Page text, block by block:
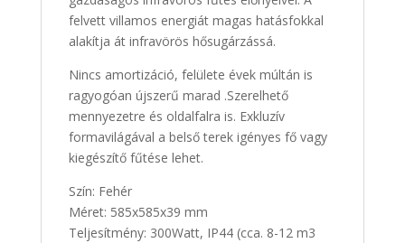
felvett villamos energiát magas hatásfokkal
alakítja át infravörös hősugárzássá.
Nincs amortizáció, felülete évek múltán is
ragyogóan újszerű marad .Szerelhető
mennyezetre és oldalfalra is. Exkluzív
formavilágával a belső terek igényes fő vagy
kiegészítő fűtése lehet.
Szín: Fehér
Méret: 585x585x39 mm
Teljesítmény: 300Watt, IP44 (cca. 8-12 m3